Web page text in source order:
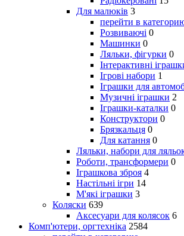
Для малюків 3
перейти в
Розвиваючі 0
Машинки 0
Ляльки, фігурки 0
Інтерактивні
Ігрові набори 1
Іграшки для
Музичні іграшки 2
Іграшки-каталки 0
Конструктори 0
Брязкальця 0
Для катання 0
Ляльки, набори для
Роботи, трансформери 0
Іграшкова зброя 4
Настільні ігри 14
М'які іграшки 3
Коляски 639
Аксесуари для колясок 6
Комп'ютери, оргтехніка 2584